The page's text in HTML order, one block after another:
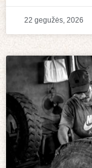
22 gegužės, 2026